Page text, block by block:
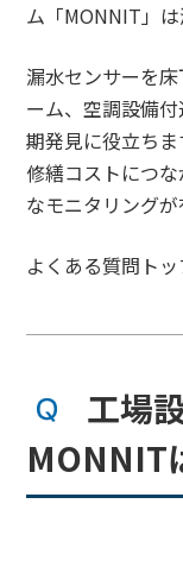
ム「MONNIT」は
漏水センサーを
ーム、空調設備
期発見に役立ち
修繕コストにつ
なモニタリングが
よくある質問ト
工場
MONNIT